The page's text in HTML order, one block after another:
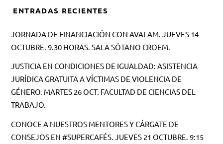
ENTRADAS RECIENTES
JORNADA DE FINANCIACIÓN CON AVALAM. JUEVES 14
OCTUBRE. 9.30 HORAS. SALA SÓTANO CROEM.
JUSTICIA EN CONDICIONES DE IGUALDAD: ASISTENCIA
JURÍDICA GRATUITA A VÍCTIMAS DE VIOLENCIA DE
GÉNERO. MARTES 26 OCT. FACULTAD DE CIENCIAS DEL
TRABAJO.
CONOCE A NUESTROS MENTORES Y CÁRGATE DE
CONSEJOS EN #SUPERCAFÉS. JUEVES 21 OCTUBRE. 9:15